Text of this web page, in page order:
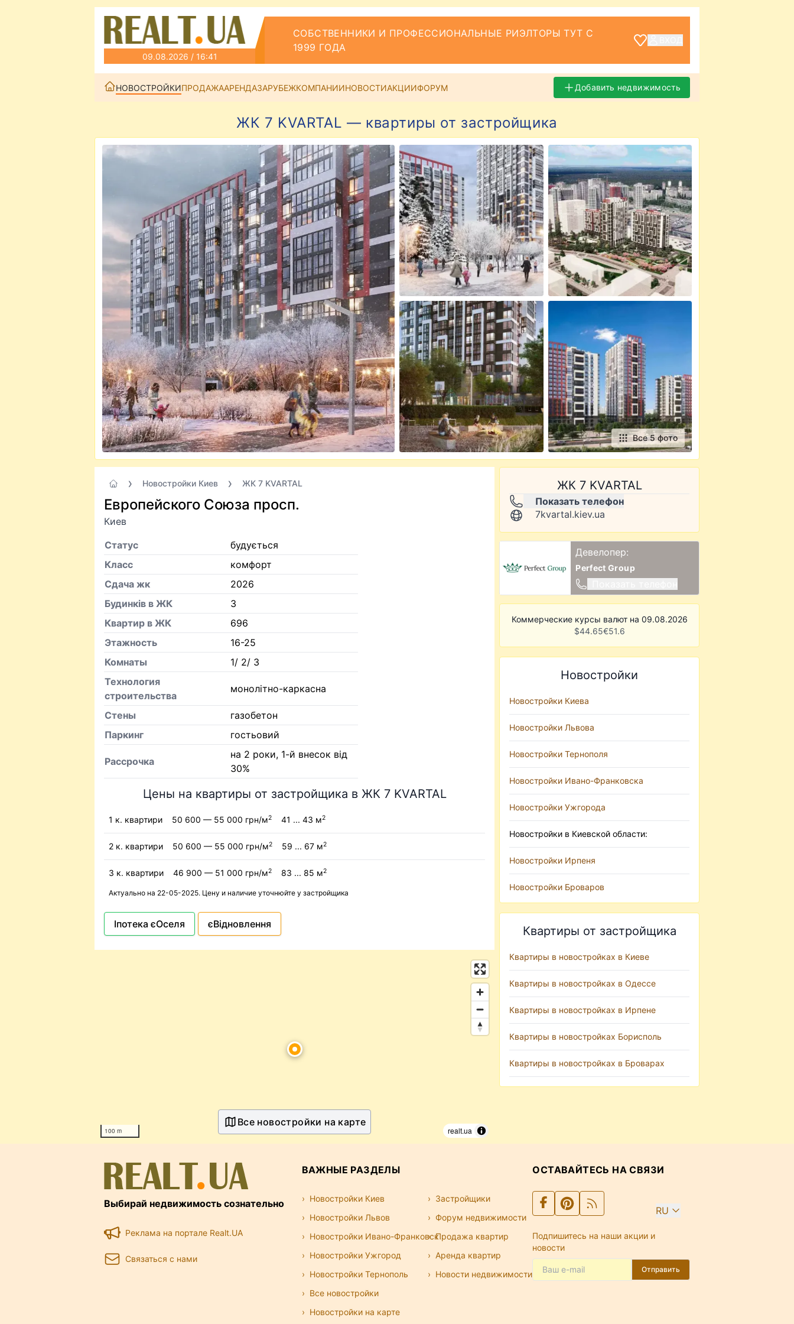
09.08.2026 / 16:41
СОБСТВЕННИКИ И ПРОФЕССИОНАЛЬНЫЕ РИЭЛТОРЫ ТУТ С
1999 ГОДА
НОВОСТРОЙКИПРОДАЖААРЕНДАЗАРУБЕЖКОМПАНИИНОВОСТИАКЦИИФОРУМ Добавить недвижимость
ЖК 7 KVARTAL — квартиры от застройщика
Все 5 фото
Новостройки Киев ЖК 7 KVARTAL
Европейского Союза просп.
Киев
Статус
будується
Класс
комфорт
Сдача жк
2026
Будинків в ЖК
3
Квартир в ЖК
696
Этажность
16-25
Комнаты
1/ 2/ 3
Технология
строительства
монолітно-каркасна
Стены
газобетон
Паркинг
гостьовий
Рассрочка
на 2 роки, 1-й внесок від
30%
Цены на квартиры от застройщика в ЖК 7 KVARTAL
1 к. квартири 50 600 — 55 000 грн/м2 41 ... 43 м2
2 к. квартири 50 600 — 55 000 грн/м2 59 ... 67 м2
3 к. квартири 46 900 — 51 000 грн/м2 83 ... 85 м2
Актуально на 22-05-2025. Цену и наличие уточнюйте у застройщика
Іпотека єОселя єВідновлення
100 m realt.ua
Все новостройки на карте
ЖК 7 KVARTAL
Показать телефон
7kvartal.kiev.ua
Девелопер:
Perfect Group
Коммерческие курсы валют на 09.08.2026
$44.65€51.6
Новостройки
Новостройки Киева
Новостройки Львова
Новостройки Тернополя
Новостройки Ивано-Франковска
Новостройки Ужгорода
Новостройки в Киевской области:
Новостройки Ирпеня
Новостройки Броваров
Квартиры от застройщика
Квартиры в новостройках в Киеве
Квартиры в новостройках в Одессе
Квартиры в новостройках в Ирпене
Квартиры в новостройках Борисполь
Квартиры в новостройках в Броварах
Выбирай недвижимость сознательно
Реклама на портале Realt.UA
Связаться с нами
ВАЖНЫЕ РАЗДЕЛЫ
Новостройки Киев
Новостройки Львов
Новостройки Ивано-Франковск
Новостройки Ужгород
Новостройки Тернополь
Все новостройки
Новостройки на карте
Застройщики
Форум недвижимости
Продажа квартир
Аренда квартир
Новости недвижимости
ОСТАВАЙТЕСЬ НА СВЯЗИ
RU
Подпишитесь на наши акции и
новости
Отправить